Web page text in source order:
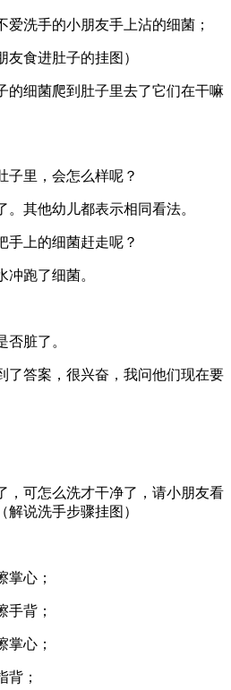
爱洗手的小朋友手上沾的细菌；
食进肚子的挂图）
的细菌爬到肚子里去了它们在干嘛
子里，会怎么样呢？
其他幼儿都表示相同看法。
手上的细菌赶走呢？
跑了细菌。
脏了。
了答案，很兴奋，我问他们现在要
，可怎么洗才干净了，请小朋友看
说洗手步骤挂图）
掌心；
手背；
掌心；
背；